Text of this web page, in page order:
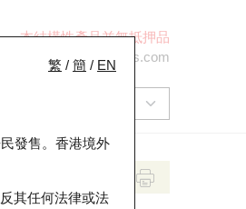
本結構性產品並無抵押品
ol-hkwarrants@ubs.com
繁 / 簡 / EN
發售。香港境外
其任何法律或法